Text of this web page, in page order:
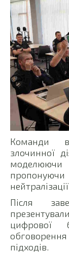
Команди
злочинної
пропонуючи
Після
цифрової
підходів.